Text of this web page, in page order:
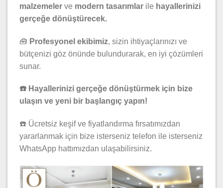
malzemeler ve modern tasarımlar ile hayallerinizi
gerçeğe dönüştürecek.
🧰 Profesyonel ekibimiz, sizin ihtiyaçlarınızı ve
bütçenizi göz önünde bulundurarak, en iyi çözümleri
sunar.
☎️ Hayallerinizi gerçeğe dönüştürmek için bize
ulaşın ve yeni bir başlangıç yapın!
☎️ Ücretsiz keşif ve fiyatlandırma fırsatımızdan
yararlanmak için bize isterseniz telefon ile isterseniz
WhatsApp hattımızdan ulaşabilirsiniz.